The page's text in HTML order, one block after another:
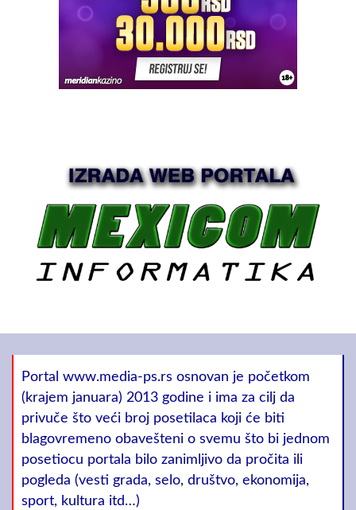
Portal www.media-ps.rs osnovan je početkom
(krajem januara) 2013 godine i ima za cilj da
privuče što veći broj posetilaca koji će biti
blagovremeno obavešteni o svemu što bi jednom
posetiocu portala bilo zanimljivo da pročita ili
pogleda (vesti grada, selo, društvo, ekonomija,
sport, kultura itd…)